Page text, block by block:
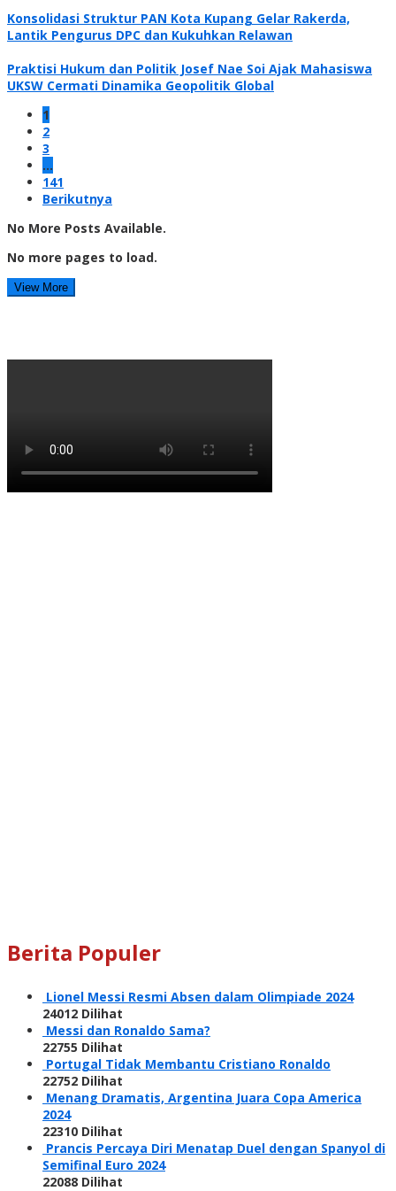
Konsolidasi Struktur PAN Kota Kupang Gelar Rakerda,
Lantik Pengurus DPC dan Kukuhkan Relawan
Praktisi Hukum dan Politik Josef Nae Soi Ajak Mahasiswa
UKSW Cermati Dinamika Geopolitik Global
1
2
3
…
141
Berikutnya
No More Posts Available.
No more pages to load.
View More
Berita Populer
Lionel Messi Resmi Absen dalam Olimpiade 2024
24012 Dilihat
Messi dan Ronaldo Sama?
22755 Dilihat
Portugal Tidak Membantu Cristiano Ronaldo
22752 Dilihat
Menang Dramatis, Argentina Juara Copa America
2024
22310 Dilihat
Prancis Percaya Diri Menatap Duel dengan Spanyol di
Semifinal Euro 2024
22088 Dilihat